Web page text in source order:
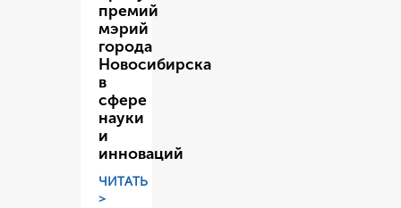
премий
мэрий
города
Новосибирска
в
сфере
науки
и
инноваций
ЧИТАТЬ
>